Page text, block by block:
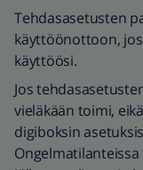
Tehdasasetusten
käyttöönottoon,
käyttöösi.
Jos
vieläkään toimi,
digiboksin